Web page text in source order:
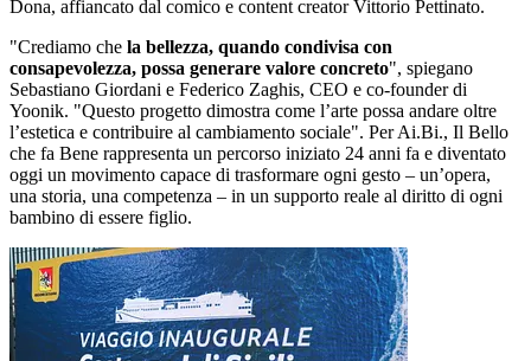
Dona, affiancato dal comico e content creator Vittorio Pettinato.
"Crediamo che la bellezza, quando condivisa con
consapevolezza, possa generare valore concreto", spiegano
Sebastiano Giordani e Federico Zaghis, CEO e co-founder di
Yoonik. "Questo progetto dimostra come l’arte possa andare oltre
l’estetica e contribuire al cambiamento sociale". Per Ai.Bi., Il Bello
che fa Bene rappresenta un percorso iniziato 24 anni fa e diventato
oggi un movimento capace di trasformare ogni gesto – un’opera,
una storia, una competenza – in un supporto reale al diritto di ogni
bambino di essere figlio.